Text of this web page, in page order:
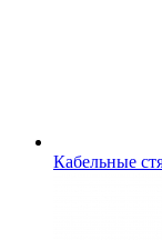
Кабельные